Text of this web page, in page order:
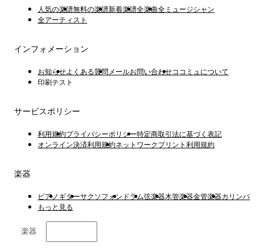
人気の楽譜無料の楽譜新着楽譜全楽曲全ミュージシャン
全アーティスト
インフォメーション
お知らせよくある質問 メールお問い合わせココミュについて
印刷テスト
サービスポリシー
利用規約プライバシーポリシー特定商取引法に基づく表記
オンライン決済利用規約ネットワークプリント利用規約
楽器
ピアノ ギターサクソフォン ドラム弦楽器木管楽器金管楽器カリンバ
もっと見る
楽器